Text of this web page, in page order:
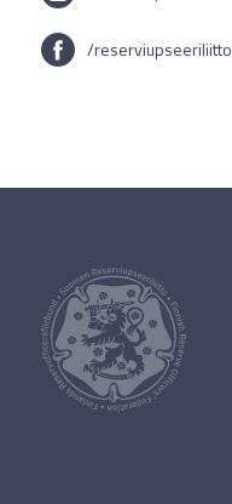
/reserviupseeriliitto